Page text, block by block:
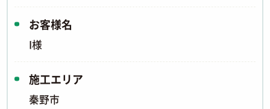
お客様名
I様
施工エリア
秦野市